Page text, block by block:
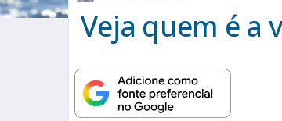
Veja quem é a